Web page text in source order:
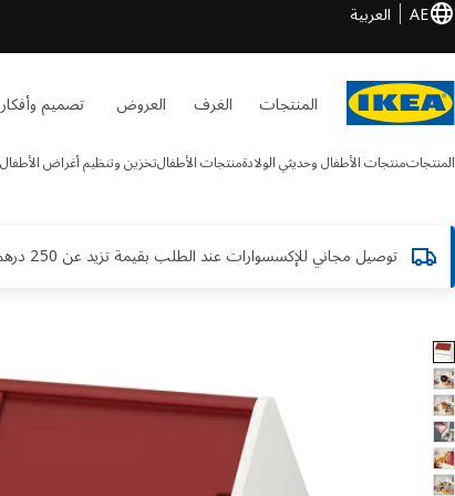
AE العربية
المنتجات الغرف العروض تصميم وأفكار
المنتجاتمنتجات الأطفال وحديثي الولادةمنتجات الأطفالتخزين وتنظيم أغراض الأطفال
توصيل مجاني للإكسسوارات عند الطلب بقيمة تزيد عن 250 درهم. *تطبق الشروط والأحكام
10 VITBJÖRN الصور الصور